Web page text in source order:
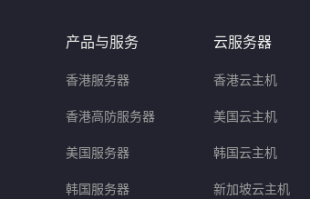
产品与服务
香港服务器
香港高防服务器
美国服务器
韩国服务器
云服务器
香港云主机
美国云主机
韩国云主机
新加坡云主机